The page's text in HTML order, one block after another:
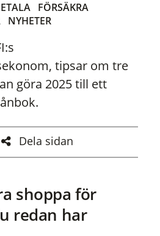
FÖRSÄKRA
NYHETER
tipsar om tre
göra 2025 till ett
Dela sidan
shoppa för
redan har